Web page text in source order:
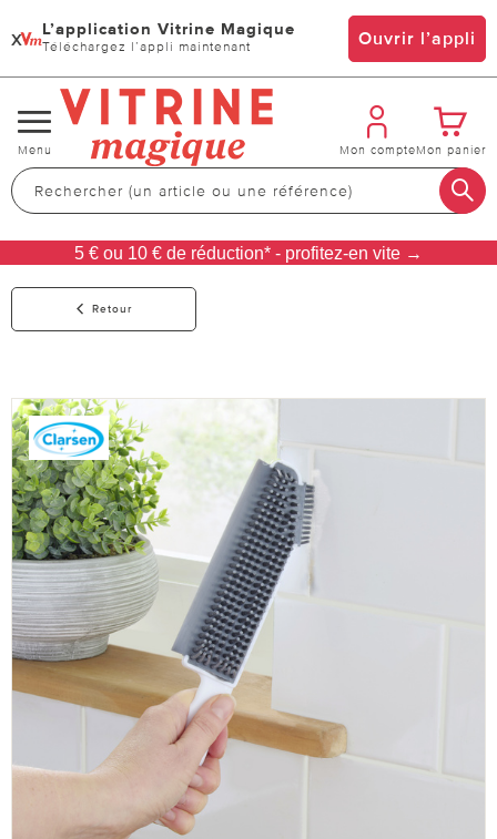
x L’application Vitrine Magique
Téléchargez l’appli maintenant Ouvrir l’appli
Changer
de
navigation
Menu Mon compteMon panier
5 € ou 10 € de réduction* - profitez-en vite →
Retour